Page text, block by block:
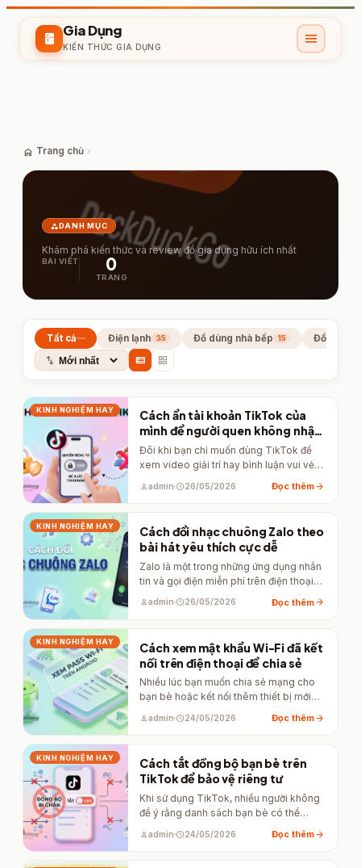
kitchen Gia Dụng
KIẾN THỨC GIA DỤNG menu
home Trang chủ chevron_right
categoryDANH MỤC
Khám phá kiến thức và review đồ gia dụng hữu ích nhất
BÀI VIẾT 0
TRANG
Tất cả Điện lạnh 35 Đồ dùng nhà bếp 15 Đồ dùng
swap_vert view_list grid_view
KINH NGHIỆM HAY
Cách ẩn tài khoản TikTok của
mình để người quen không nhận
ra
Đôi khi bạn chỉ muốn dùng TikTok để
xem video giải trí hay bình luận vui vẻ
personadmin schedule26/05/2026 Đọc thêm arrow_forward
KINH NGHIỆM HAY
Cách đổi nhạc chuông Zalo theo
bài hát yêu thích cực dễ
Zalo là một trong những ứng dụng nhắn
tin và gọi điện miễn phí trên điện thoại
personadmin schedule26/05/2026 Đọc thêm arrow_forward
KINH NGHIỆM HAY
Cách xem mật khẩu Wi-Fi đã kết
nối trên điện thoại để chia sẻ
Nhiều lúc bạn muốn chia sẻ mạng cho
bạn bè hoặc kết nối thêm thiết bị mới
personadmin schedule24/05/2026 Đọc thêm arrow_forward
KINH NGHIỆM HAY
Cách tắt đồng bộ bạn bè trên
TikTok để bảo vệ riêng tư
Khi sử dụng TikTok, nhiều người không
để ý rằng danh sách bạn bè có thể
personadmin schedule24/05/2026 Đọc thêm arrow_forward